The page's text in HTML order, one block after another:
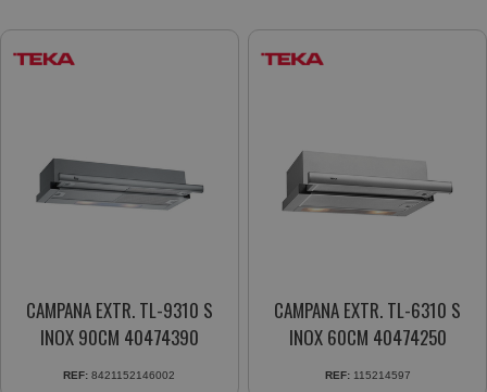
CAMPANA EXTR. TL-9310 S
INOX 90CM 40474390
REF: 8421152146002
CAMPANA EXTR. TL-6310 S
INOX 60CM 40474250
REF: 115214597